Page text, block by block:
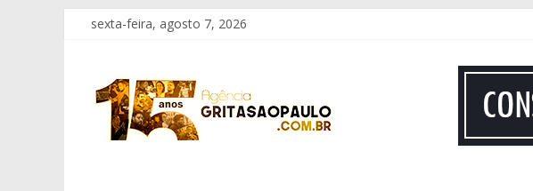
Pular
conteúdo
sexta-feira, agosto 7, 2026
Grita
São